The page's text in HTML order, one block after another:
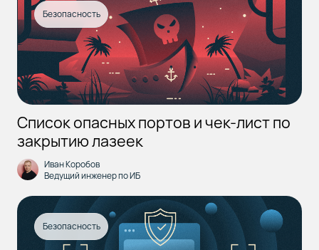
Безопасность
Список опасных портов и чек-лист по
закрытию лазеек
Иван Коробов
Ведущий инженер по ИБ
Безопасность